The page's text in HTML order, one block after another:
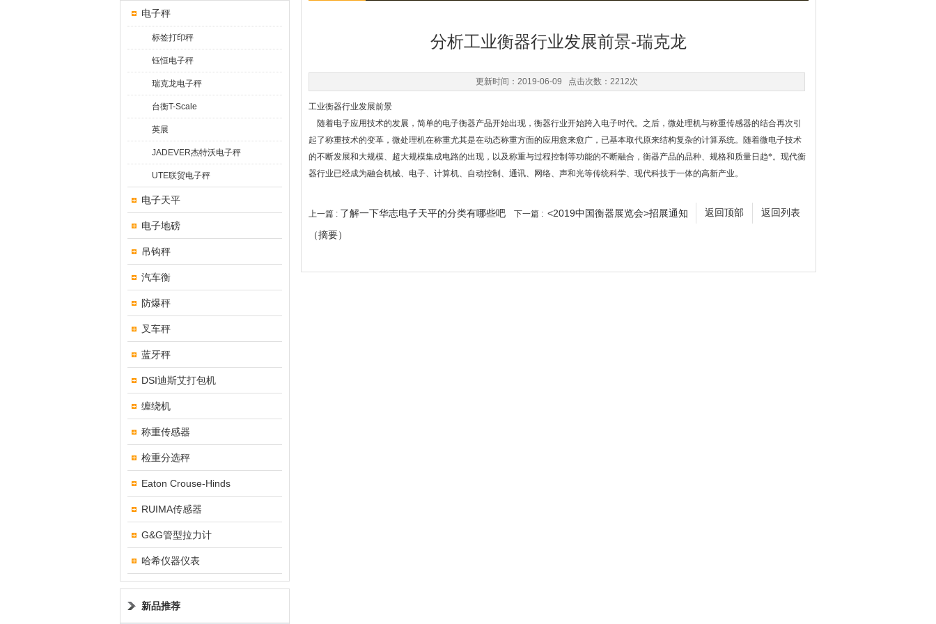
电子秤
标签打印秤
钰恒电子秤
瑞克龙电子秤
台衡T-Scale
英展
JADEVER杰特沃电子秤
UTE联贸电子秤
电子天平
电子地磅
吊钩秤
汽车衡
防爆秤
叉车秤
蓝牙秤
DSI迪斯艾打包机
缠绕机
称重传感器
检重分选秤
Eaton Crouse-Hinds
RUIMA传感器
G&G管型拉力计
哈希仪器仪表
新品推荐
分析工业衡器行业发展前景-瑞克龙
更新时间：2019-06-09 点击次数：2212次
工业衡器行业发展前景
随着电子应用技术的发展，简单的电子衡器产品开始出现，衡器行业开始跨入电子时代。之后，微处理机与称重传感器的结合再次引
起了称重技术的变革，微处理机在称重尤其是在动态称重方面的应用愈来愈广，已基本取代原来结构复杂的计算系统。随着微电子技术
的不断发展和大规模、超大规模集成电路的出现，以及称重与过程控制等功能的不断融合，衡器产品的品种、规格和质量日趋*。现代衡
器行业已经成为融合机械、电子、计算机、自动控制、通讯、网络、声和光等传统科学、现代科技于一体的高新产业。
返回列表
返回顶部
上一篇 : 了解一下华志电子天平的分类有哪些吧 下一篇 : <2019中国衡器展览会>招展通知
（摘要）